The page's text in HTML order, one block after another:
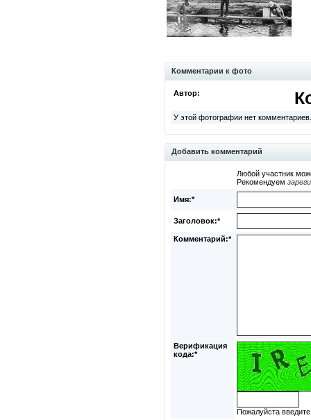
Комментарии к фото
Автор:
У этой фотографии нет комментариев.
Добавить комментарий
Любой участник
Рекомендуем
Имя:*
Заголовок:*
Комментарий:*
Верификация
кода:*
Пожалуйста